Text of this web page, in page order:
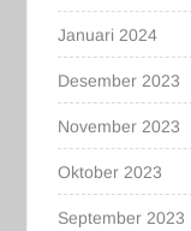
Januari 2024
Desember 2023
November 2023
Oktober 2023
September 2023